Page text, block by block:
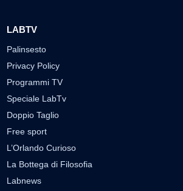
LABTV
Palinsesto
Privacy Policy
Programmi TV
Speciale LabTv
Doppio Taglio
Free sport
L’Orlando Curioso
La Bottega di Filosofia
Labnews